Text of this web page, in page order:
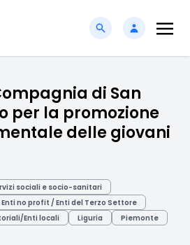
di San
per la promozione
delle giovani
sociali e socio-sanitari
Enti no profit / Enti del Terzo Settore
Enti locali Liguria
Piemonte